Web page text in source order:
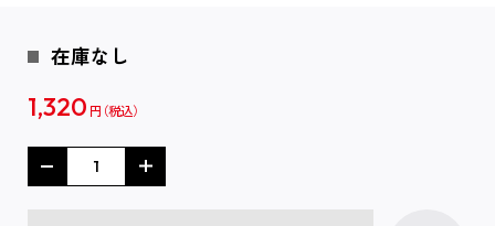
在庫なし
1,320 円